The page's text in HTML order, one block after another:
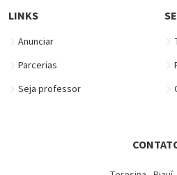
LINKS
Anunciar
Parcerias
Seja professor